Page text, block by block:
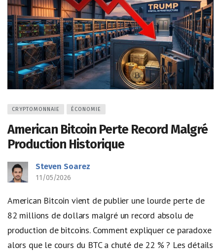
CRYPTOMONNAIE ÉCONOMIE
American Bitcoin Perte Record Malgré
Production Historique
Steven Soarez
11/05/2026
American Bitcoin vient de publier une lourde perte de
82 millions de dollars malgré un record absolu de
production de bitcoins. Comment expliquer ce paradoxe
alors que le cours du BTC a chuté de 22 % ? Les détails